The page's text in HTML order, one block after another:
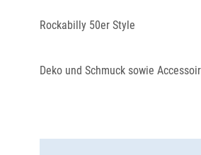
Rockabilly 50er Style
Deko und Schmuck sowie